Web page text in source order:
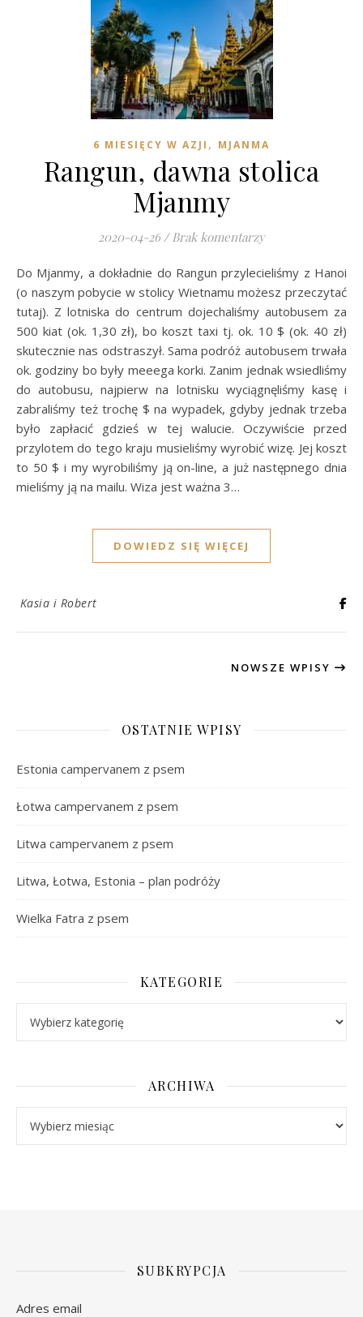
6 MIESIĘCY W AZJI , MJANMA
Rangun, dawna stolica
Mjanmy
2020-04-26 / Brak komentarzy
Do Mjanmy, a dokładnie do Rangun przylecieliśmy z Hanoi
(o naszym pobycie w stolicy Wietnamu możesz przeczytać
tutaj). Z lotniska do centrum dojechaliśmy autobusem za
500 kiat (ok. 1,30 zł), bo koszt taxi tj. ok. 10 $ (ok. 40 zł)
skutecznie nas odstraszył. Sama podróż autobusem trwała
ok. godziny bo były meeega korki. Zanim jednak wsiedliśmy
do autobusu, najpierw na lotnisku wyciągnęliśmy kasę i
zabraliśmy też trochę $ na wypadek, gdyby jednak trzeba
było zapłacić gdzieś w tej walucie. Oczywiście przed
przylotem do tego kraju musieliśmy wyrobić wizę. Jej koszt
to 50 $ i my wyrobiliśmy ją on-line, a już następnego dnia
mieliśmy ją na mailu. Wiza jest ważna 3…
DOWIEDZ SIĘ WIĘCEJ
Kasia i Robert
NOWSZE WPISY
OSTATNIE WPISY
Estonia campervanem z psem
Łotwa campervanem z psem
Litwa campervanem z psem
Litwa, Łotwa, Estonia – plan podróży
Wielka Fatra z psem
KATEGORIE
ARCHIWA
SUBKRYPCJA
Adres email